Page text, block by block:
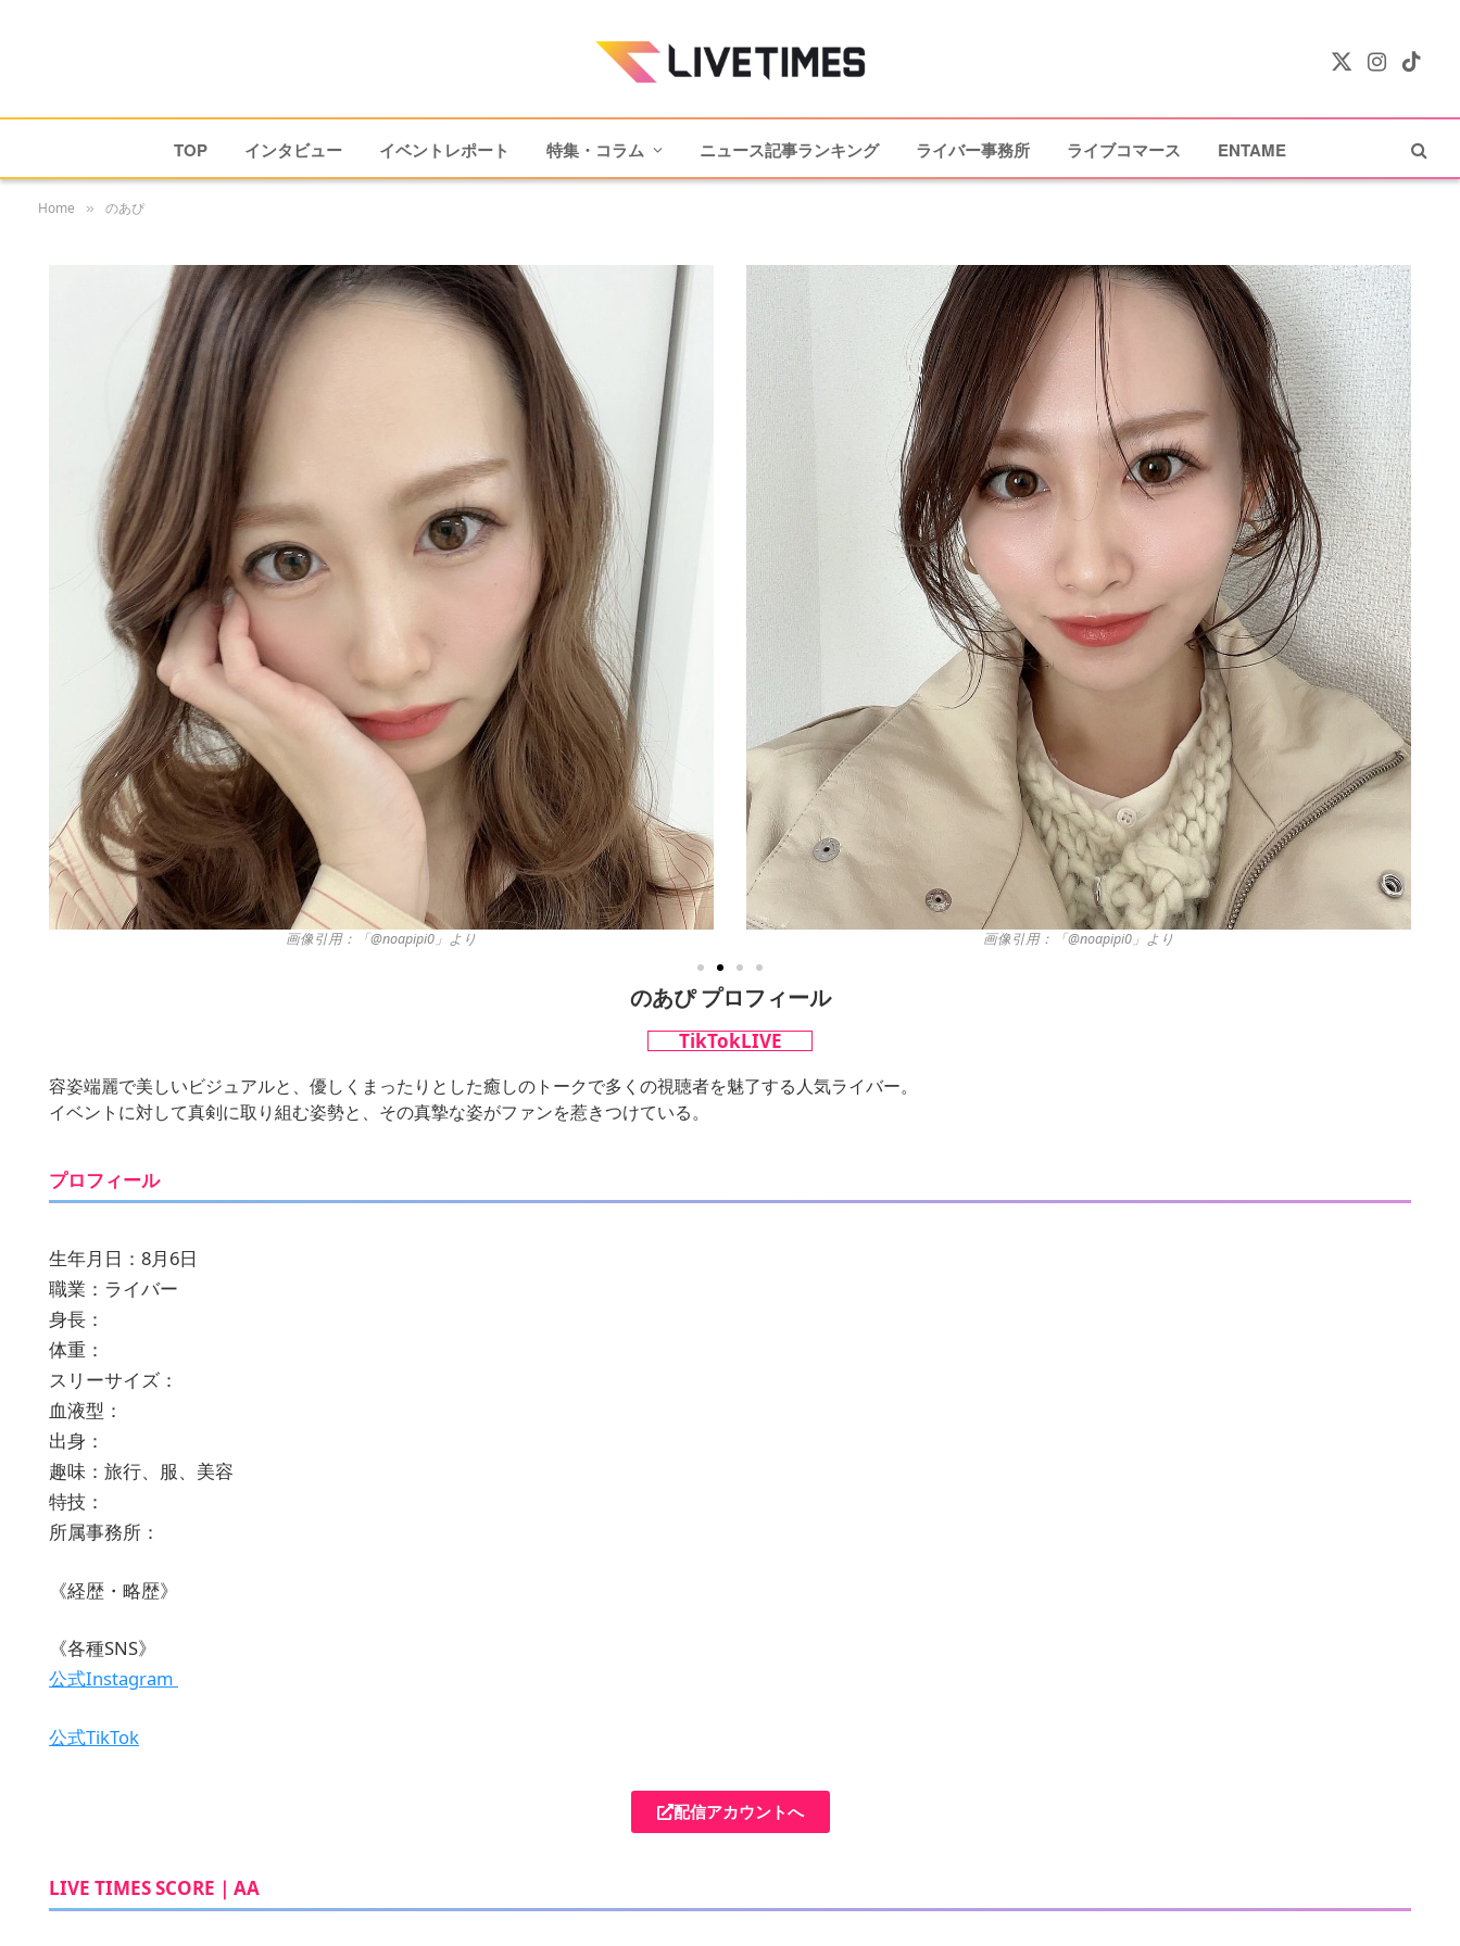
X
Instagram
TikTok
TOP インタビュー イベントレポート 特集・コラム ニュース記事ランキング ライバー事務所 ライブコマース ENTAME
Home » のあぴ
画像引用：「@noapipi0」より 画像引用：「@noapipi0」より
のあぴ プロフィール
TikTokLIVE
容姿端麗で美しいビジュアルと、優しくまったりとした癒しのトークで多くの視聴者を魅了する人気ライバー。
イベントに対して真剣に取り組む姿勢と、その真摯な姿がファンを惹きつけている。
プロフィール
生年月日：8月6日
職業：ライバー
身長：
体重：
スリーサイズ：
血液型：
出身：
趣味：旅行、服、美容
特技：
所属事務所：
《経歴・略歴》
《各種SNS》
公式Instagram
公式TikTok
配信アカウントへ
LIVE TIMES SCORE｜AA